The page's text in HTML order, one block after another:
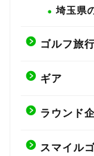
埼玉県
ゴルフ旅
ギア
ラウンド
スマイル